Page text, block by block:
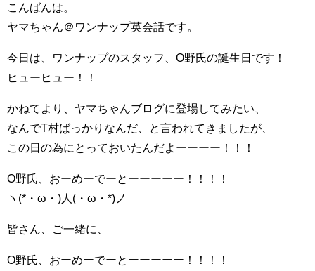
こんばんは。
ヤマちゃん＠ワンナップ英会話です。
今日は、ワンナップのスタッフ、O野氏の誕生日です！
ヒューヒュー！！
かねてより、ヤマちゃんブログに登場してみたい、
なんでT村ばっかりなんだ、と言われてきましたが、
この日の為にとっておいたんだよーーーー！！！
O野氏、おーめーでーとーーーーー！！！！
ヽ(*・ω・)人(・ω・*)ノ
皆さん、ご一緒に、
O野氏、おーめーでーとーーーーー！！！！